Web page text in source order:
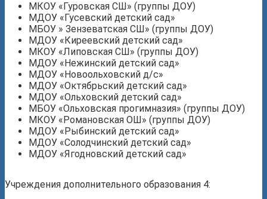
МКОУ «Гуровская СШ» (группы ДОУ)
МДОУ «Гусевский детский сад»
МБОУ » Зензеватская СШ» (группы ДОУ)
МДОУ «Киреевский детский сад»
МКОУ «Липовская СШ» (группы ДОУ)
МДОУ «Нежинский детский сад»
МДОУ «Новоольховский д/с»
МДОУ «Октябрьский детский сад»
МДОУ «Ольховский детский сад»
МБОУ «Ольховская прогимназия» (группы ДОУ)
МКОУ «Романовская ОШ» (группы ДОУ)
МДОУ «Рыбинский детский сад»
МДОУ «Солодчинский детский сад»
МДОУ «Ягодновский детский сад»
Учреждения дополнительного образования 4: